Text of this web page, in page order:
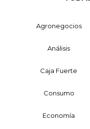
Agronegocios
Análisis
Caja Fuerte
Consumo
Economía